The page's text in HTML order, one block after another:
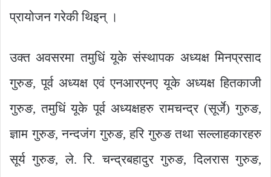
प्रायोजन गरेकी थिइन् ।
उक्त अवसरमा तमुधिं यूके संस्थापक अध्यक्ष मिनप्रसाद
गुरुङ, पूर्व अध्यक्ष एवं एनआरएनए यूके अध्यक्ष हितकाजी
गुरुङ, तमुधिं यूके पूर्व अध्यक्षहरु रामचन्द्र (सूर्जे) गुरुङ,
ज्ञाम गुरुङ, नन्दजंग गुरुङ, हरि गुरुङ तथा सल्लाहकारहरु
सूर्य गुरुङ, ले. रि. चन्द्रबहादुर गुरुङ, दिलरास गुरुङ,